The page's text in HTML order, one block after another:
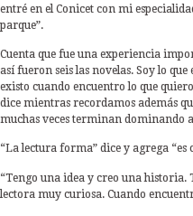
entré en el Conicet con mi
parque”.
Cuenta que fue una experiencia
así fueron seis las novelas. Soy lo
existo cuando encuentro lo que
dice mientras recordamos además
muchas veces terminan dominando
“La lectura forma” dice y agrega
“Tengo una idea y creo una
lectora muy curiosa. Cuando